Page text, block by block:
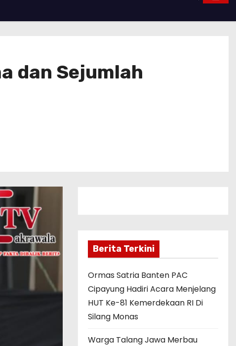
dan Sejumlah
Berita Terkini
Ormas Satria Banten PAC
Cipayung Hadiri Acara Menjelang
HUT Ke-81 Kemerdekaan RI Di
Silang Monas
Warga Talang Jawa Merbau